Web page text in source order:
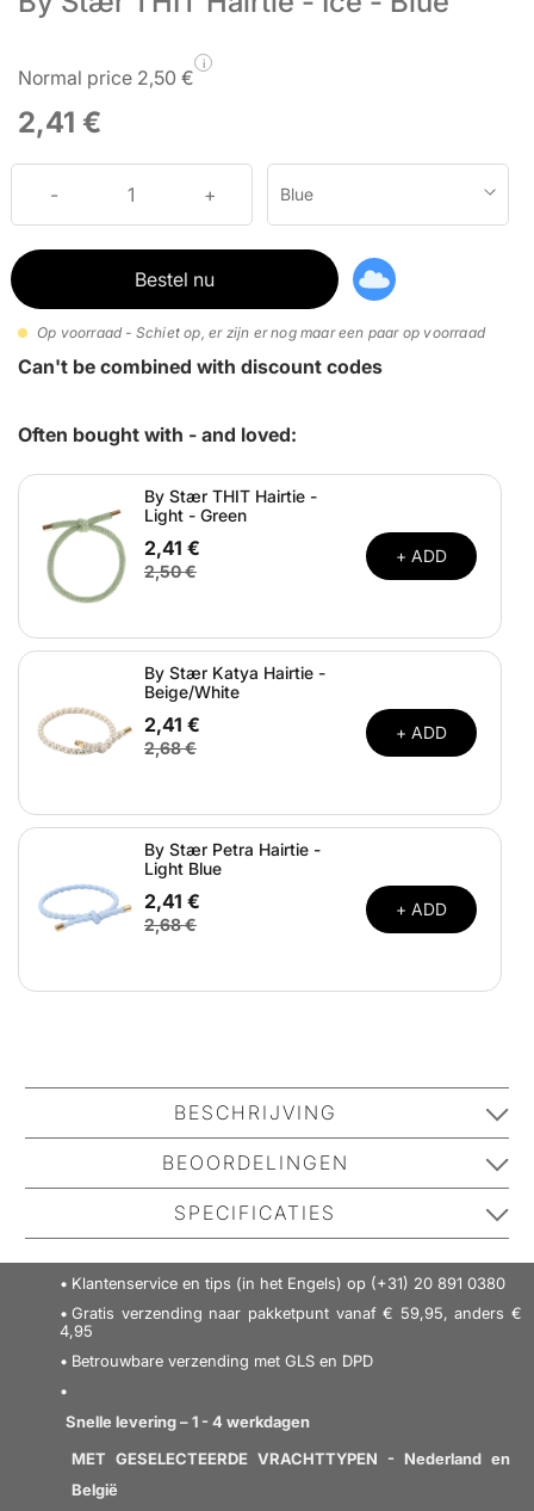
Normal price 2,50 €
i
2,41 €
Blue
Bestel nu
Op voorraad - Schiet op, er zijn er nog maar een paar op voorraad
Can't be combined with discount codes
Often bought with - and loved:
By Stær THIT Hairtie -
Light - Green
2,41 €
2,50 €
+ ADD
By Stær Katya Hairtie -
Beige/White
2,41 €
2,68 €
+ ADD
By Stær Petra Hairtie -
Light Blue
2,41 €
2,68 €
+ ADD
BESCHRIJVING
By Stær Thit Hairtie - Zwart is een fijn haarelastiek dat
niet alleen zacht en praktisch is, maar ook bijdraagt
aan een extra leuk detail aan je haar. Het is ongelooflijk
zacht omdat er geen harde delen of metaal in direct
contact komen met het haar. Het geeft niet alleen dat
extra tintje aan je haar, het kan ook om de pols worden
gedragen. Daarnaast kun je de maat zelf aanpassen
zodat deze aansluit bij jouw wensen.Details:
Haarelastiek - Zacht - Eenvoudig en stijlvol uiterlijk -
Meerdere toepassingen
Vind meer van deze merk:
BEOORDELINGEN
No one has reviewed this product yet.
Be the first to review it.
SCHRIJF EEN RECENSIE
SPECIFICATIES
Verantwoordelijk
71745190
Naam
Adres
e-mail
Veiligheidsinformatie
Nicehair
Klantenservice en tips (in het Engels) op (+31) 20 891 0380
Gratis verzending naar pakketpunt vanaf € 59,95, anders €
4,95
Betrouwbare verzending met GLS en DPD
Snelle levering – 1 - 4 werkdagen
MET GESELECTEERDE VRACHTTYPEN - Nederland en
België